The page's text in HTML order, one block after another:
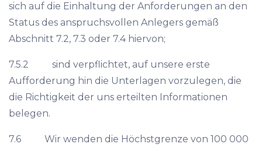
sich auf die Einhaltung der Anforderungen an den
Status des anspruchsvollen Anlegers gemäß
Abschnitt 7.2, 7.3 oder 7.4 hiervon;
7.5.2 sind verpflichtet, auf unsere erste
Aufforderung hin die Unterlagen vorzulegen, die
die Richtigkeit der uns erteilten Informationen
belegen.
7.6 Wir wenden die Höchstgrenze von 100 000